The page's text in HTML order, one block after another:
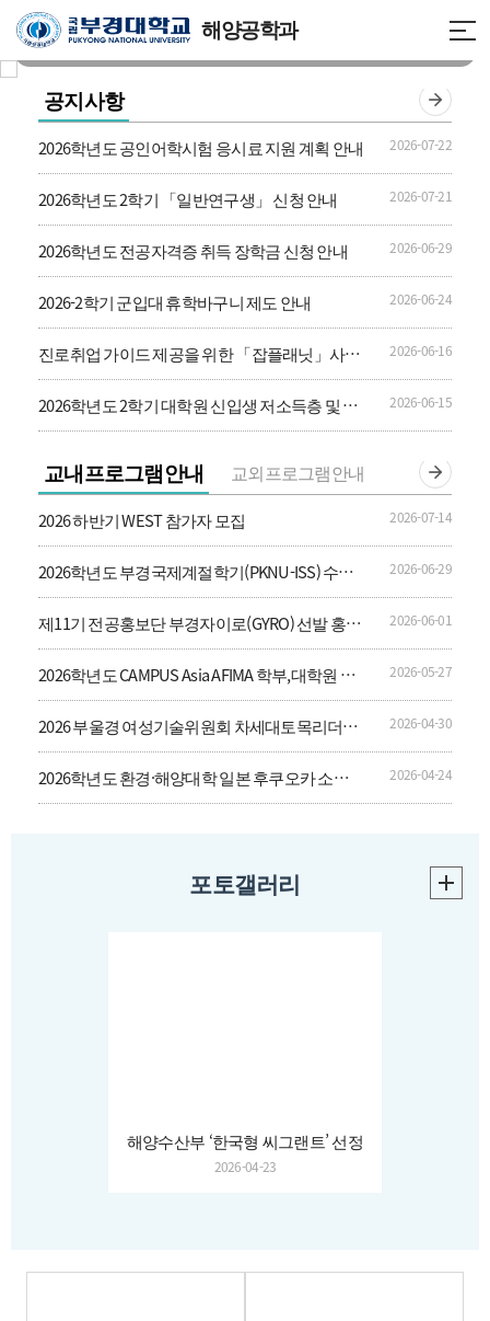
해양공학과
공지사항
2026학년도 공인어학시험 응시료 지원 계획 안내 2026-07-22
2026학년도 2학기 「일반연구생」 신청 안내 2026-07-21
2026학년도 전공자격증 취득 장학금 신청 안내 2026-06-29
2026-2학기 군입대 휴학바구니 제도 안내 2026-06-24
진로취업 가이드 제공을 위한 「잡플래닛」사용
가이드 안내
2026-06-16
2026학년도 2학기 대학원 신입생 저소득층 및 특
별장학생 선발 계획 안내
2026-06-15
교내프로그램안내 교외프로그램안내
2026 하반기 WEST 참가자 모집 2026-07-14
2026학년도 부경국제계절학기(PKNU-ISS) 수강
생 모집 안내
2026-06-29
제11기 전공홍보단 부경자이로(GYRO) 선발 홍보
안내
2026-06-01
2026학년도 CAMPUS Asia AFIMA 학부,대학원 교
류 파견 프로그램[중국해양대학교]
2026-05-27
2026 부울경 여성기술위원회 차세대토목리더위
원회 멘토링 워크숍 홍보
2026-04-30
2026학년도 환경·해양대학 일본 후쿠오카 소재
대학 및 기업 견학 프로그램 홍보
2026-04-24
포토갤러리
해양수산부 ‘한국형 씨그랜트’ 선정
2026-04-23